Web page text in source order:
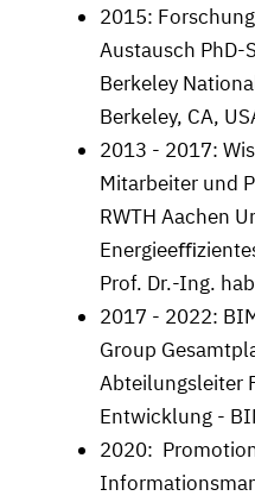
2015:
Austausch PhD-
Berkeley
Berkeley, CA,
2013 - 2017:
Mitarbeiter und
RWTH Aachen
Prof. Dr.-Ing.
2017 - 2022:
Group
Abteilungsleiter
Entwicklung -
2020: